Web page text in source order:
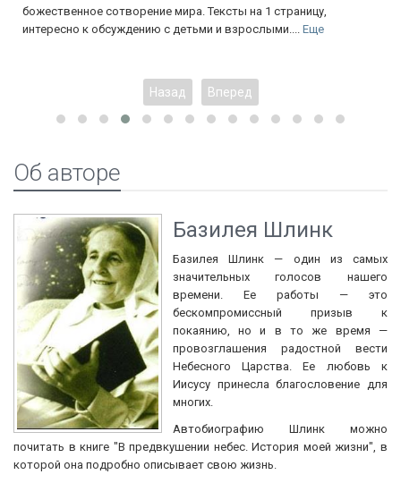
божественное сотворение мира. Тексты на 1 страницу,
интересно к обсуждению с детьми и взрослыми.... Еще
Назад Вперед
Об авторе
Базилея Шлинк
Базилея Шлинк — один из самых
значительных голосов нашего
времени. Ее работы — это
бескомпромиссный призыв к
покаянию, но и в то же время —
провозглашения радостной вести
Небесного Царства. Ее любовь к
Иисусу принесла благословение для
многих.
Автобиографию Шлинк можно
почитать в книге "В предвкушении небес. История моей жизни", в
которой она подробно описывает свою жизнь.